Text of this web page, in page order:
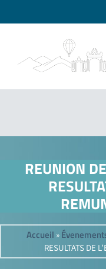
REUNION
Accueil »
RESULTATS DE